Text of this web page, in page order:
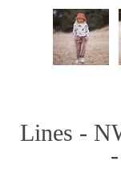
Lines -